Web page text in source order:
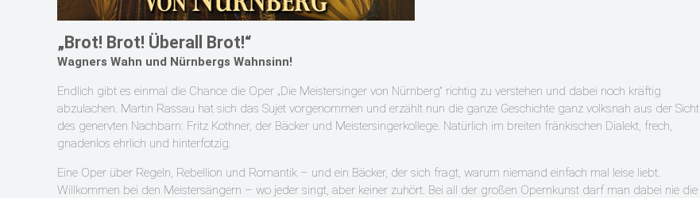
„Brot! Brot! Überall Brot!“
Wagners Wahn und Nürnbergs Wahnsinn!
Endlich gibt es einmal die Chance die Oper „Die Meistersinger von Nürnberg“ richtig zu verstehen und dabei noch kräftig
abzulachen. Martin Rassau hat sich das Sujet vorgenommen und erzählt nun die ganze Geschichte ganz volksnah aus der Sicht
des genervten Nachbarn: Fritz Kothner, der Bäcker und Meistersingerkollege. Natürlich im breiten fränkischen Dialekt, frech,
gnadenlos ehrlich und hinterfotzig.
Eine Oper über Regeln, Rebellion und Romantik – und ein Bäcker, der sich fragt, warum niemand einfach mal leise liebt.
Willkommen bei den Meistersängern – wo jeder singt, aber keiner zuhört. Bei all der großen Opernkunst darf man dabei nie die